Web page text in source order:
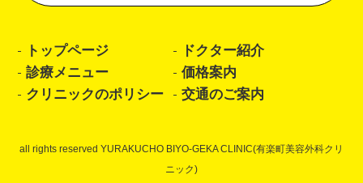
トップページ
ドクター紹介
診療メニュー
価格案内
クリニックのポリシー
交通のご案内
all rights reserved YURAKUCHO BIYO-GEKA CLINIC(有楽町美容外科クリ
ニック)